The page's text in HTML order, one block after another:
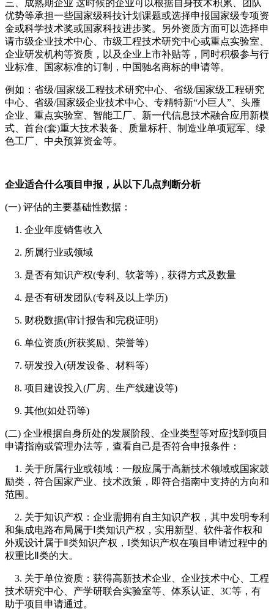
三、成熟期企业 这时候的企业可以根据自身技术积累、团队
优势等承担一些国家级科技计划课题或选择申报国家级专项资
金或科学技术奖或国家科技进步奖。另外资质方面可以选择申
请市级企业技术中心、市级工程技术研究中心或重点实验室、
企业研发机构等资质，以及企业上市补贴等，同时积极参与行
业标准、国家标准的订制，中国驰名商标的申请等。
例如：省级/国家级工程技术研究中心、省级/国家级工程研究
中心、省级/国家级企业技术中心、专精特新“小巨人”、头雁
企业、重点实验室、智能工厂、新一代信息技术融合应用新模
式、首台(套)重大技术装备、质量标杆、制造业单项冠军、绿
色工厂、中央预算资金等。
企业适合什么项目申报，从以下几点判断分析
(一) 评估的主要基础性数据：
1. 企业年度销售收入
2. 所属行业或领域
3. 是否有知识产权(专利、软著等)，获得方式及数量
4. 是否有研发团队(专科及以上学历)
5. 财税数据(审计报告和完税证明)
6. 单位资质(所获奖励、荣誉等)
7. 研发投入(研发设备、材料等)
8. 项目建设投入(厂房、生产线建设等)
9. 其他(如处罚等)
(二) 企业根据自身所处的发展阶段、企业类型等对应找到项目
申请指南或管理办法等，查看自己是否符合申报条件：
1. 关于所属行业或领域：一般应属于高新技术领域或国家鼓
励类，符合国家产业、技术政策，即符合指南中支持的方向和
范围。
2. 关于知识产权：企业需拥有自主知识产权，其中发明专利
和集成电路布局属于Ⅰ类知识产权，实用新型、软件著作权和
外观设计属于Ⅱ类知识产权，I类知识产权在项目申请过程中的
权重比Ⅱ类的大。
3. 关于单位资质：获得高新技术企业、企业技术中心、工程
技术研究中心、产学研联合实验室等、体系认证、3C等，有
助于项目申请通过。